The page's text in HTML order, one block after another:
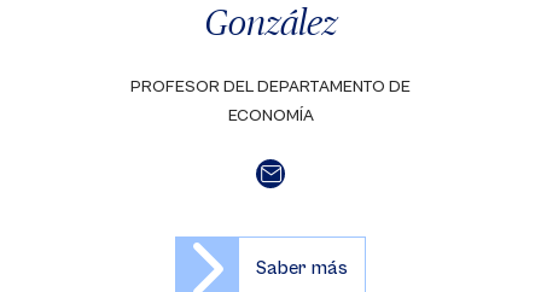
González
PROFESOR DEL DEPARTAMENTO DE
ECONOMÍA
Saber más